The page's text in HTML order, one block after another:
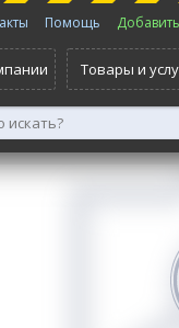
Помощь
Товары и